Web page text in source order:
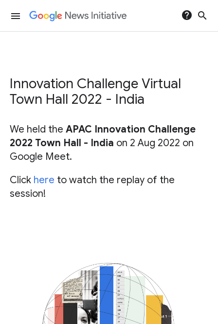
menu help search
Innovation Challenge Virtual
Town Hall 2022 - India
We held the APAC Innovation Challenge
2022 Town Hall - India on 2 Aug 2022 on
Google Meet.
Click here to watch the replay of the
session!